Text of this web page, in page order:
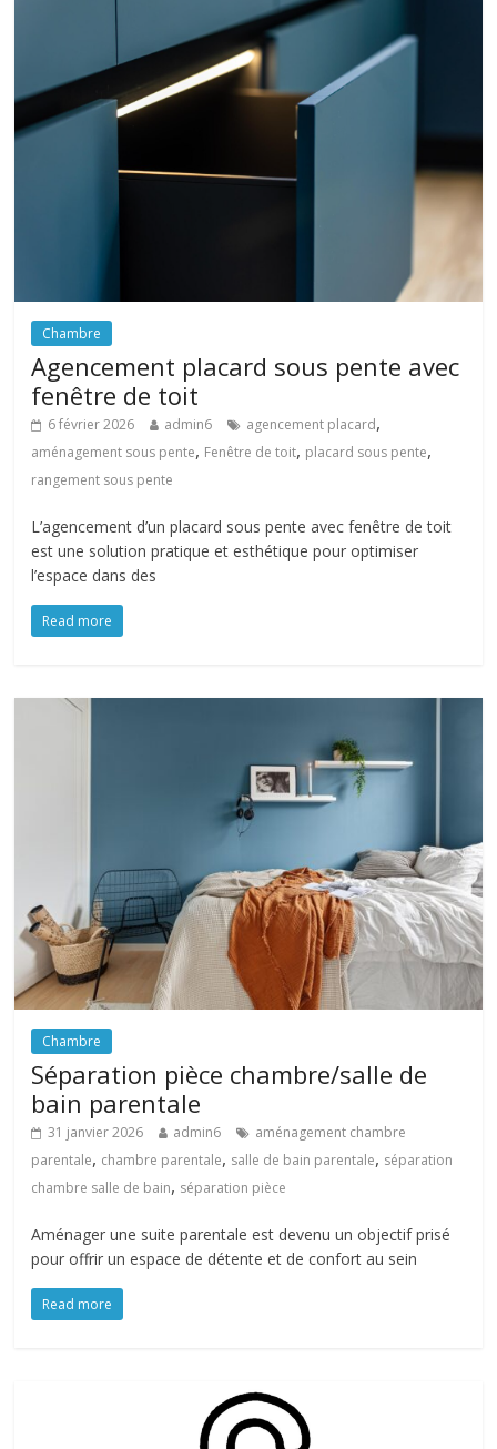
Chambre
Agencement placard sous pente avec
fenêtre de toit
6 février 2026 admin6 agencement placard,
aménagement sous pente, Fenêtre de toit, placard sous pente,
rangement sous pente
L’agencement d’un placard sous pente avec fenêtre de toit
est une solution pratique et esthétique pour optimiser
l’espace dans des
Read more
Chambre
Séparation pièce chambre/salle de
bain parentale
31 janvier 2026 admin6
aménagement chambre
parentale, chambre parentale, salle de bain parentale, séparation
chambre salle de bain, séparation pièce
Aménager une suite parentale est devenu un objectif prisé
pour offrir un espace de détente et de confort au sein
Read more